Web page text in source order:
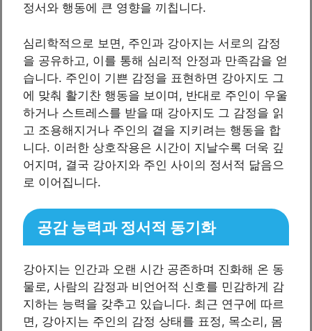
정서와 행동에 큰 영향을 끼칩니다.
심리학적으로 보면, 주인과 강아지는 서로의 감정
을 공유하고, 이를 통해 심리적 안정과 만족감을 얻
습니다. 주인이 기쁜 감정을 표현하면 강아지도 그
에 맞춰 활기찬 행동을 보이며, 반대로 주인이 우울
하거나 스트레스를 받을 때 강아지도 그 감정을 읽
고 조용해지거나 주인의 곁을 지키려는 행동을 합
니다. 이러한 상호작용은 시간이 지날수록 더욱 깊
어지며, 결국 강아지와 주인 사이의 정서적 닮음으
로 이어집니다.
공감 능력과 정서적 동기화
강아지는 인간과 오랜 시간 공존하며 진화해 온 동
물로, 사람의 감정과 비언어적 신호를 민감하게 감
지하는 능력을 갖추고 있습니다. 최근 연구에 따르
면, 강아지는 주인의 감정 상태를 표정, 목소리, 몸